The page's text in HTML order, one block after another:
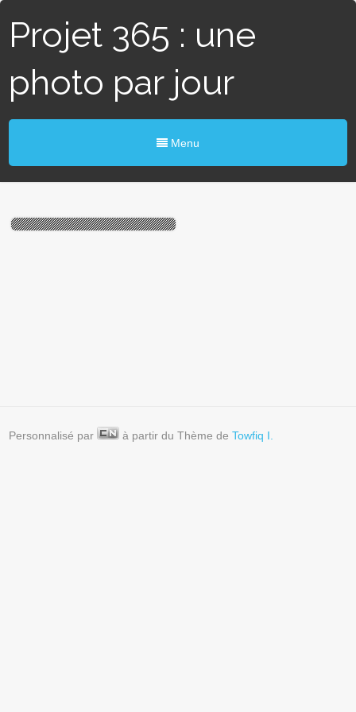
Projet 365 : une
photo par jour
Menu
Personnalisé par à partir du Thème deTowfiq I.